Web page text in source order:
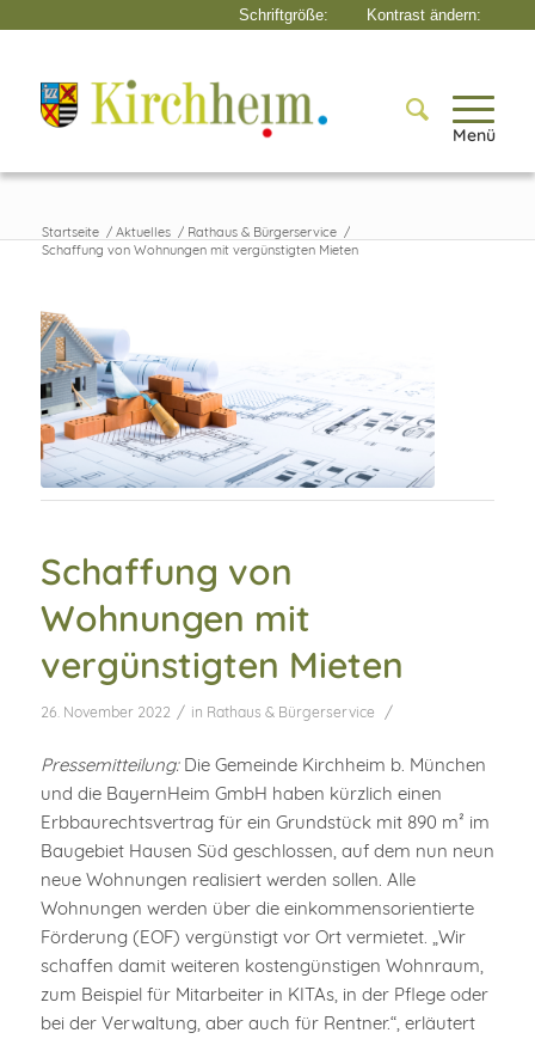
Menü
Startseite / Aktuelles / Rathaus & Bürgerservice /
Schaffung von Wohnungen mit vergünstigten Mieten
Schaffung von
Wohnungen mit
vergünstigten Mieten
26. November 2022 / in Rathaus & Bürgerservice /
Pressemitteilung:Die Gemeinde Kirchheim b. München
und die BayernHeim GmbH haben kürzlich einen
Erbbaurechtsvertrag für ein Grundstück mit 890 m² im
Baugebiet Hausen Süd geschlossen, auf dem nun neun
neue Wohnungen realisiert werden sollen. Alle
Wohnungen werden über die einkommensorientierte
Förderung (EOF) vergünstigt vor Ort vermietet. „Wir
schaffen damit weiteren kostengünstigen Wohnraum,
zum Beispiel für Mitarbeiter in KITAs, in der Pflege oder
bei der Verwaltung, aber auch für Rentner.“, erläutert